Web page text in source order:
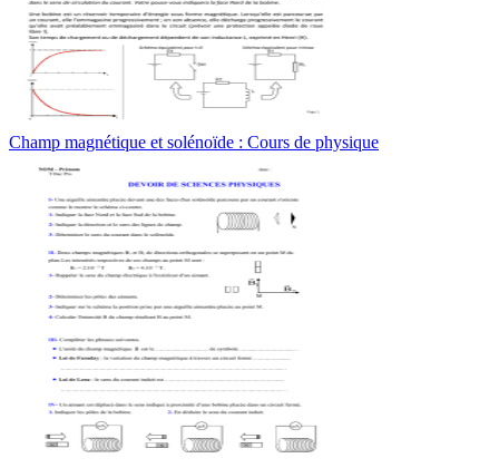
Champ magnétique et solénoïde : Cours de physique